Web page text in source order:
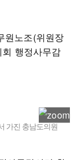
원노조(위원장
행정사무감
가진 충남도의원